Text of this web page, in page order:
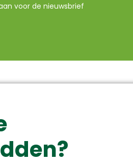
voor de nieuwsbrief